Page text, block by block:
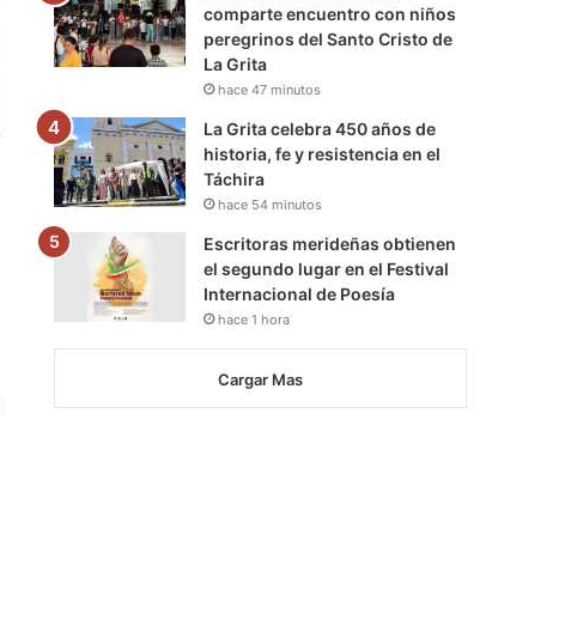
comparte encuentro con niños
peregrinos del Santo Cristo de
La Grita
hace 47 minutos
La Grita celebra 450 años de
historia, fe y resistencia en el
Táchira
hace 54 minutos
Escritoras merideñas obtienen
el segundo lugar en el Festival
Internacional de Poesía
hace 1 hora
Cargar Mas